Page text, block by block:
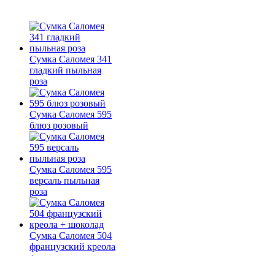
Сумка Саломея 341
гладкий пыльная
роза
Сумка Саломея 595
блюз розовый
Сумка Саломея 595
версаль пыльная
роза
Сумка Саломея 504
французский креола